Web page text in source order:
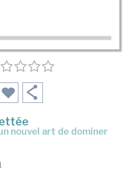
nouvel art de dominer